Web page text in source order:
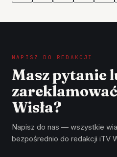
NAPISZ DO REDAKCJI
Masz pytanie
Wisła?
Napisz do nas — wszystkie
bezpośrednio do redakcji iTV